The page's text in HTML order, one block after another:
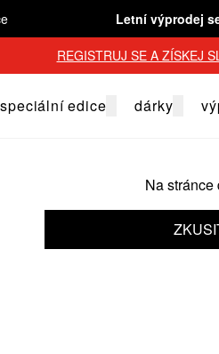
Letní výprodej
REGISTRUJ SE A ZÍSKEJ
speciální edice dárky
Na stránce